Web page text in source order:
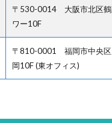
〒530-0014 大阪市北区鶴
ワー10F
〒810-0001 福岡市中央区
岡10F (東オフィス)